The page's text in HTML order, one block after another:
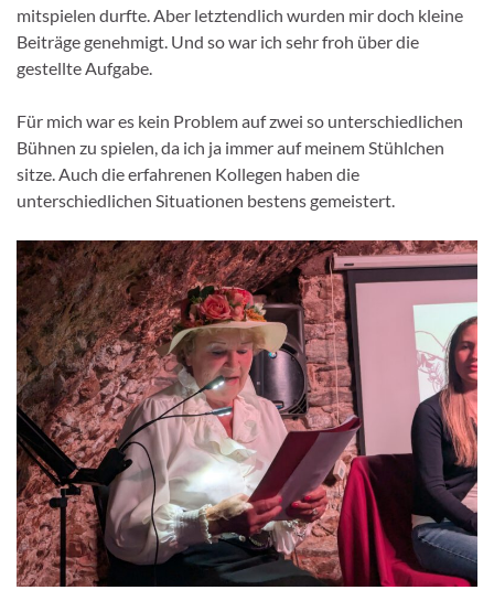
mitspielen durfte. Aber letztendlich wurden mir doch kleine
Beiträge genehmigt. Und so war ich sehr froh über die
gestellte Aufgabe.
Für mich war es kein Problem auf zwei so unterschiedlichen
Bühnen zu spielen, da ich ja immer auf meinem Stühlchen
sitze. Auch die erfahrenen Kollegen haben die
unterschiedlichen Situationen bestens gemeistert.